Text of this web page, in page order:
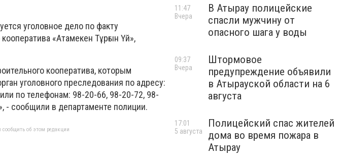
уголовное дело по факту
«Атамекен Тұрғын Үй»,
кооператива, которым
уголовного преследования по адресу:
по телефонам: 98-20-66, 98-20-72, 98-
- сообщили в департаменте полиции.
об этом редакции
В Атырау полицейские
спасли мужчину от
опасного шага у воды
11:47
Вчера
Штормовое
предупреждение объявили
в Атырауской области на 6
августа
09:37
Вчера
Полицейский спас жителей
дома во время пожара в
Атырау
17:01
5 августа